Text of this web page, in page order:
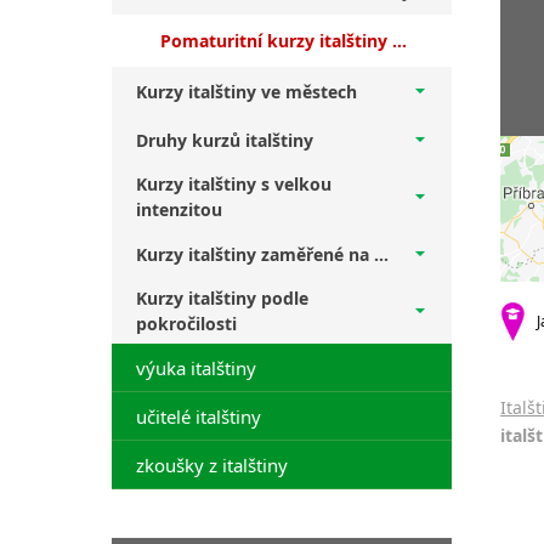
Pomaturitní kurzy italštiny Praha 10 + vyšší středně pokročilí
Kurzy italštiny ve městech
Druhy kurzů italštiny
Kurzy italštiny s velkou
intenzitou
Kurzy italštiny zaměřené na ...
Kurzy italštiny podle
pokročilosti
výuka italštiny
učitelé italštiny
zkoušky z italštiny